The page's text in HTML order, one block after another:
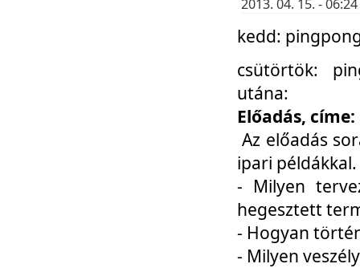
2013. 04. 15. -
kedd:
csütörtök:
utána:
Előadás,
Az előadás
ipari
- Milyen
hegesztett
- Hogyan
- Milyen